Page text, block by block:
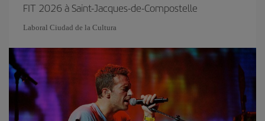
FIT 2026 à Saint-Jacques-de-Compostelle
Laboral Ciudad de la Cultura